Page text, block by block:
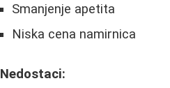
Smanjenje apetita
Niska cena namirnica
Nedostaci: